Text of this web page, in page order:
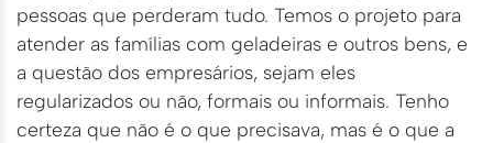
pessoas que perderam tudo. Temos o projeto para
atender as famílias com geladeiras e outros bens, e
a questão dos empresários, sejam eles
regularizados ou não, formais ou informais. Tenho
certeza que não é o que precisava, mas é o que a